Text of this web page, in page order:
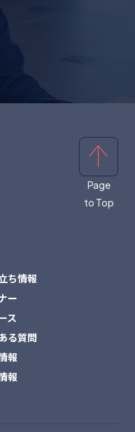
ち情報
ー
ス
る質問
報
報
Page
to Top